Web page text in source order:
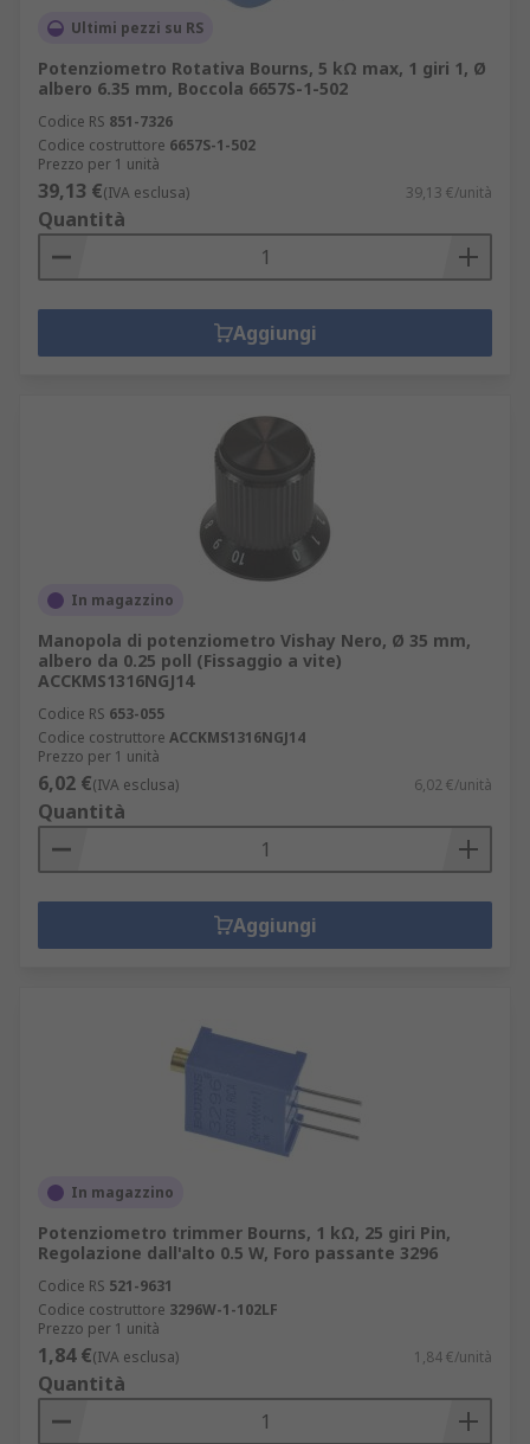
Ultimi pezzi su RS
Potenziometro Rotativa Bourns, 5 kΩ max, 1 giri 1, Ø
albero 6.35 mm, Boccola 6657S-1-502
Codice RS 851-7326
Codice costruttore 6657S-1-502
Prezzo per 1 unità
39,13 €(IVA esclusa) 39,13 €/unità
Quantità
Aggiungi
In magazzino
Manopola di potenziometro Vishay Nero, Ø 35 mm,
albero da 0.25 poll (Fissaggio a vite)
ACCKMS1316NGJ14
Codice RS 653-055
Codice costruttore ACCKMS1316NGJ14
Prezzo per 1 unità
6,02 €(IVA esclusa) 6,02 €/unità
Quantità
Aggiungi
In magazzino
Potenziometro trimmer Bourns, 1 kΩ, 25 giri Pin,
Regolazione dall'alto 0.5 W, Foro passante 3296
Codice RS 521-9631
Codice costruttore 3296W-1-102LF
Prezzo per 1 unità
1,84 €(IVA esclusa) 1,84 €/unità
Quantità